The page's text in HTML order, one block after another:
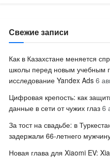
Свежие записи
Как в Казахстане меняется
школы перед новым учебным
исследование Yandex Ads 6
Цифровая крепость: как
данные в сети от чужих глаз 6
За тост на свадьбе: в
задержали 66-летнего
Новая глава для Xiaomi EV: